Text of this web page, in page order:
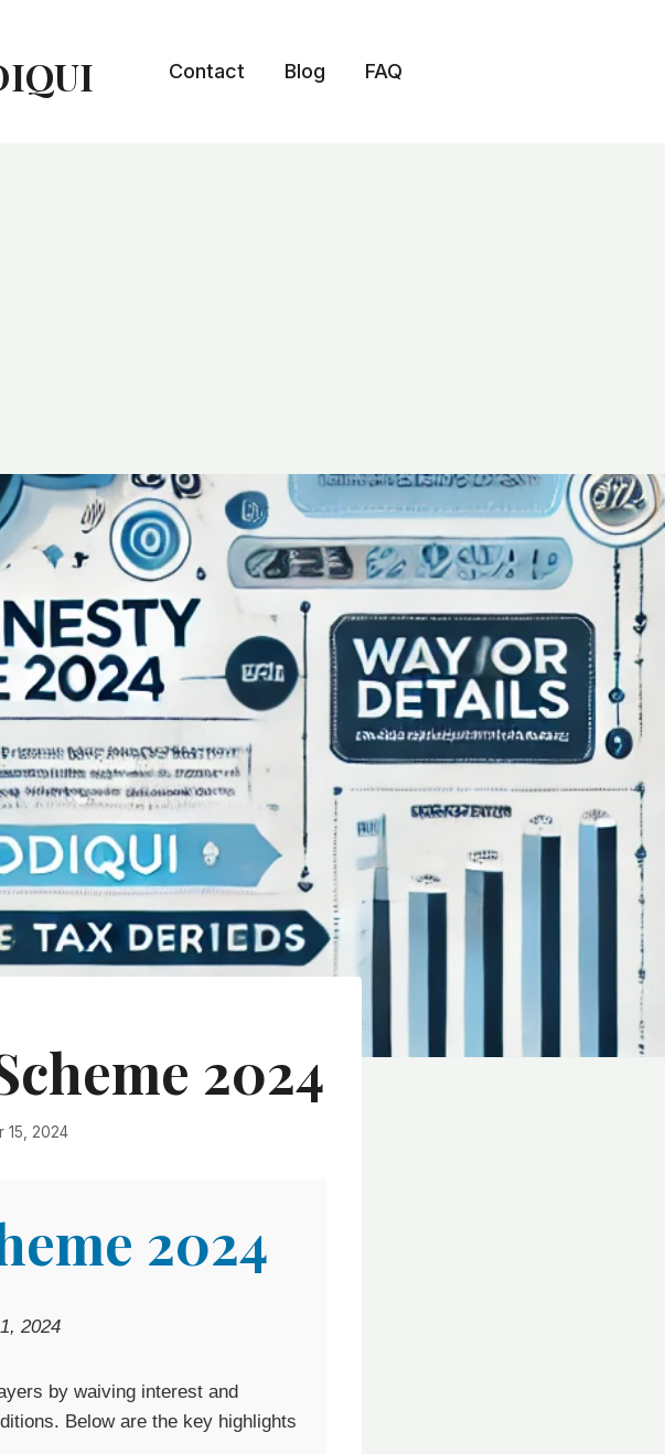
Contact Blog FAQ
2024
15, 2024
2024
2024
by waiving interest and
Below are the key highlights